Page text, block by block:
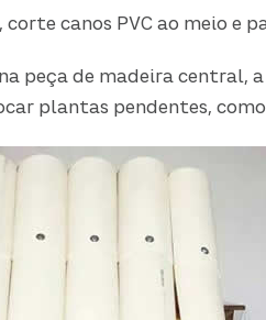
corte canos PVC ao meio e
peça de madeira central,
plantas pendentes,